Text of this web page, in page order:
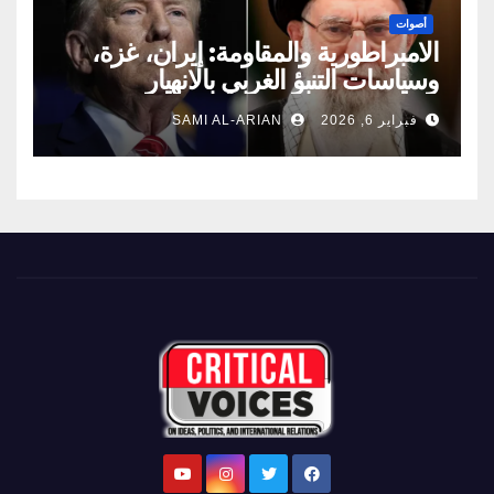
أصوات
الامبراطورية والمقاومة: إيران، غزة،
وسياسات التنبؤ الغربي بالانهيار
فبراير 6, 2026 SAMI AL-ARIAN